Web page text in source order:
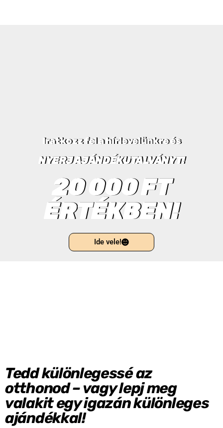
Iratkozz fel a hírlevelünkre és
NYERJ AJÁNDÉKUTALVÁNYT!
20 000 FT
ÉRTÉKBEN!
Ide vele!
Tedd különlegessé az
otthonod – vagy lepj meg
valakit egy igazán különleges
ajándékkal!